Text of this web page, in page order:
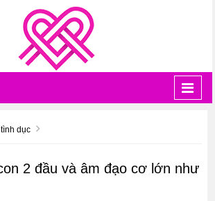
dục
2 đầu và âm đạo cơ lớn như